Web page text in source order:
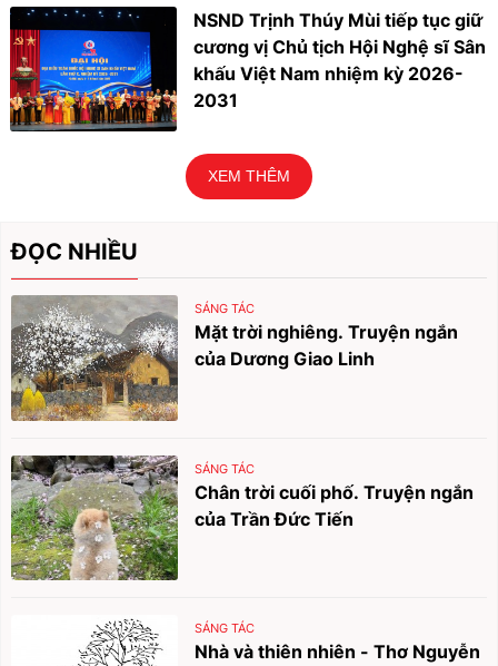
NSND Trịnh Thúy Mùi tiếp tục giữ
cương vị Chủ tịch Hội Nghệ sĩ Sân
khấu Việt Nam nhiệm kỳ 2026-
2031
XEM THÊM
ĐỌC NHIỀU
SÁNG TÁC
Mặt trời nghiêng. Truyện ngắn
của Dương Giao Linh
SÁNG TÁC
Chân trời cuối phố. Truyện ngắn
của Trần Đức Tiến
SÁNG TÁC
Nhà và thiên nhiên - Thơ Nguyễn